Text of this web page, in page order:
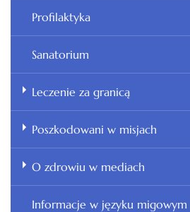
Profilaktyka
Sanatorium
Leczenie za granicą
Poszkodowani w misjach
O zdrowiu w mediach
Informacje w języku migowym